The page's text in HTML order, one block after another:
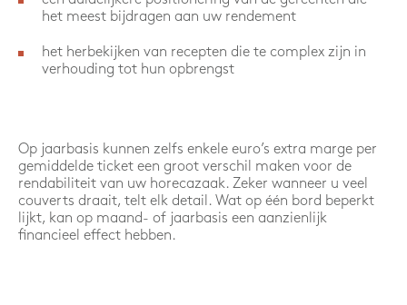
het meest bijdragen aan uw rendement
het herbekijken van recepten die te complex zijn in
verhouding tot hun opbrengst
Op jaarbasis kunnen zelfs enkele euro’s extra marge per
gemiddelde ticket een groot verschil maken voor de
rendabiliteit van uw horecazaak. Zeker wanneer u veel
couverts draait, telt elk detail. Wat op één bord beperkt
lijkt, kan op maand- of jaarbasis een aanzienlijk
financieel effect hebben.